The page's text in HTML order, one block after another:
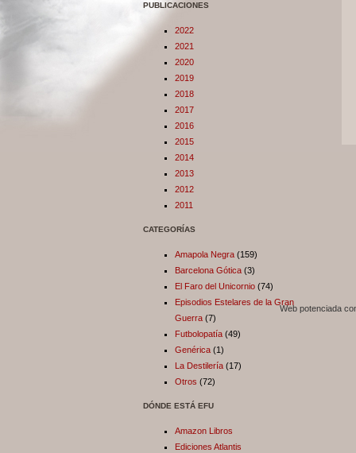
PUBLICACIONES
2022
2021
2020
2019
2018
2017
2016
2015
2014
2013
2012
2011
CATEGORÍAS
Amapola Negra (159)
Barcelona Gótica (3)
El Faro del Unicornio (74)
Episodios Estelares de la Gran
Guerra (7)
Futbolopatía (49)
Genérica (1)
La Destilería (17)
Otros (72)
DÓNDE ESTÁ EFU
Amazon Libros
Ediciones Atlantis
Web potenciada